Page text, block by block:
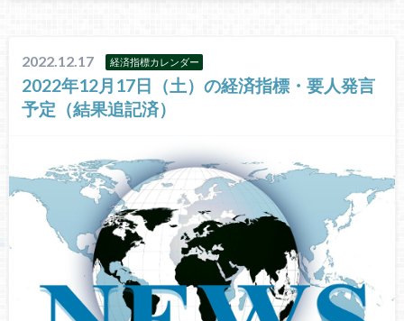
2022.12.17 経済指標カレンダー
2022年12月17日（土）の経済指標・要人発言
予定（結果追記済）